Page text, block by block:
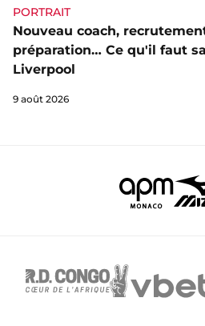
PORTRAIT
Nouveau coach,
préparation… Ce qu'il faut
Liverpool
9 août 2026